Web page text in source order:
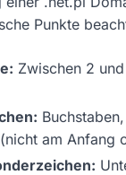
Punkte
Zwischen 2
am Anfang